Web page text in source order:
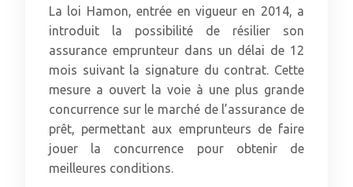
La loi Hamon, entrée en vigueur en 2014, a
introduit la possibilité de résilier son
assurance emprunteur dans un délai de 12
mois suivant la signature du contrat. Cette
mesure a ouvert la voie à une plus grande
concurrence sur le marché de l’assurance de
prêt, permettant aux emprunteurs de faire
jouer la concurrence pour obtenir de
meilleures conditions.